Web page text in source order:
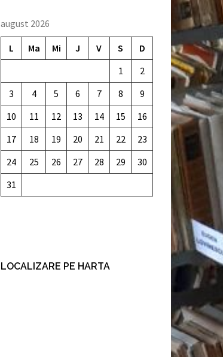
august 2026
L Ma Mi J V S
D
1
2
3
4 5 6 7 8
9
10
11 12 13 14 15
16
17
18 19 20 21 22
23
24
25 26 27 28 29
30
31
LOCALIZARE PE HARTA